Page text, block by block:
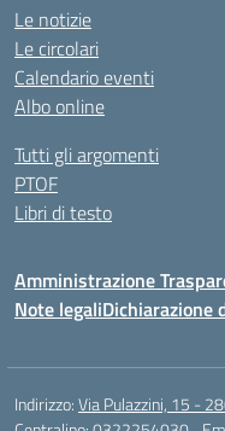
Le notizie
Le circolari
Calendario eventi
Albo online
Tutti gli argomenti
PTOF
Libri di testo
Amministrazione
Note legaliDichiarazione
Indirizzo:Via Pulazzini, 15 -